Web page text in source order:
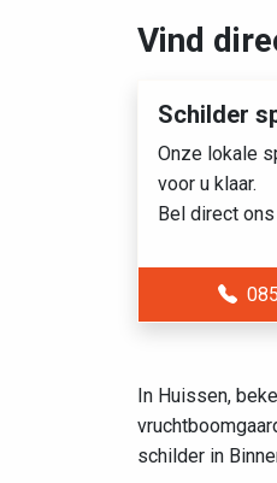
Vind
Schilder
Onze lokale
voor u klaar.
Bel direct
In Huissen,
schilder in